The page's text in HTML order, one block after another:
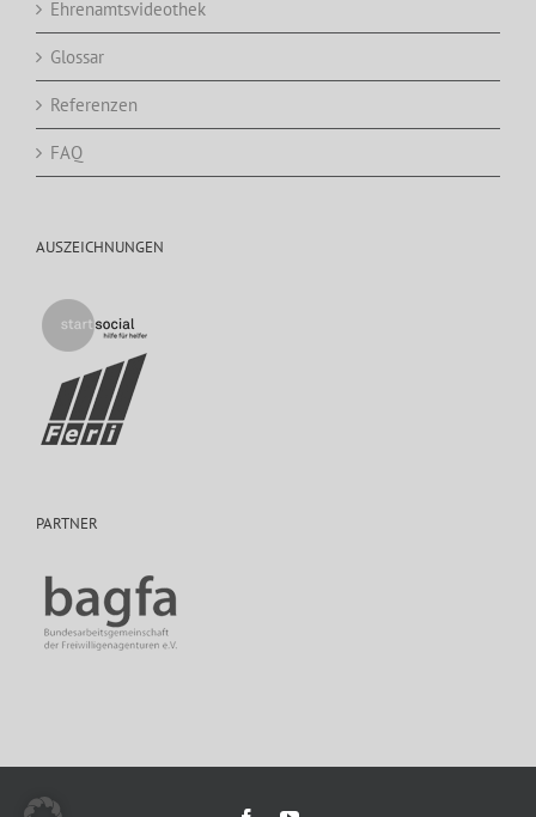
Ehrenamtsvideothek
Glossar
Referenzen
FAQ
AUSZEICHNUNGEN
PARTNER